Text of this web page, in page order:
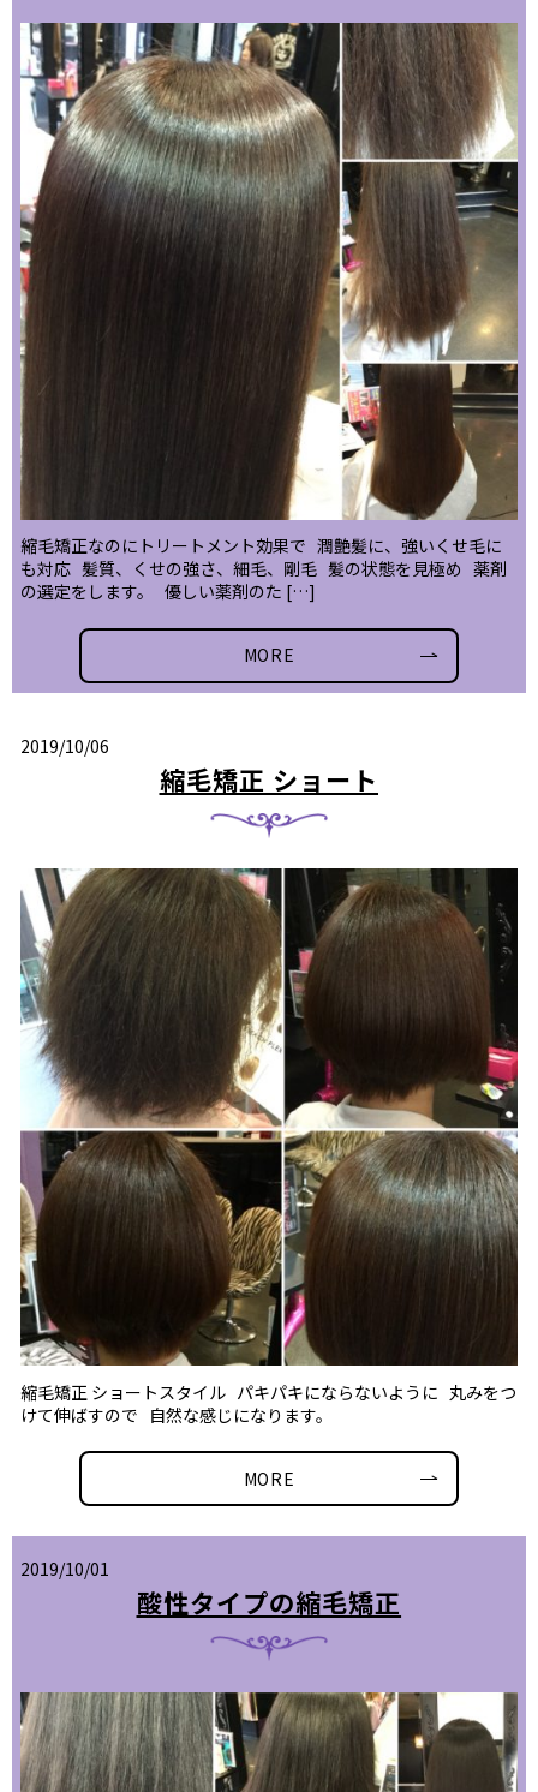
縮毛矯正なのにトリートメント効果で 潤艶髪に、強いくせ毛に
も対応 髪質、くせの強さ、細毛、剛毛 髪の状態を見極め 薬剤
の選定をします。 優しい薬剤のた […]
MORE
2019/10/06
縮毛矯正 ショート
縮毛矯正 ショートスタイル パキパキにならないように 丸みをつ
けて伸ばすので 自然な感じになります。
MORE
2019/10/01
酸性タイプの縮毛矯正